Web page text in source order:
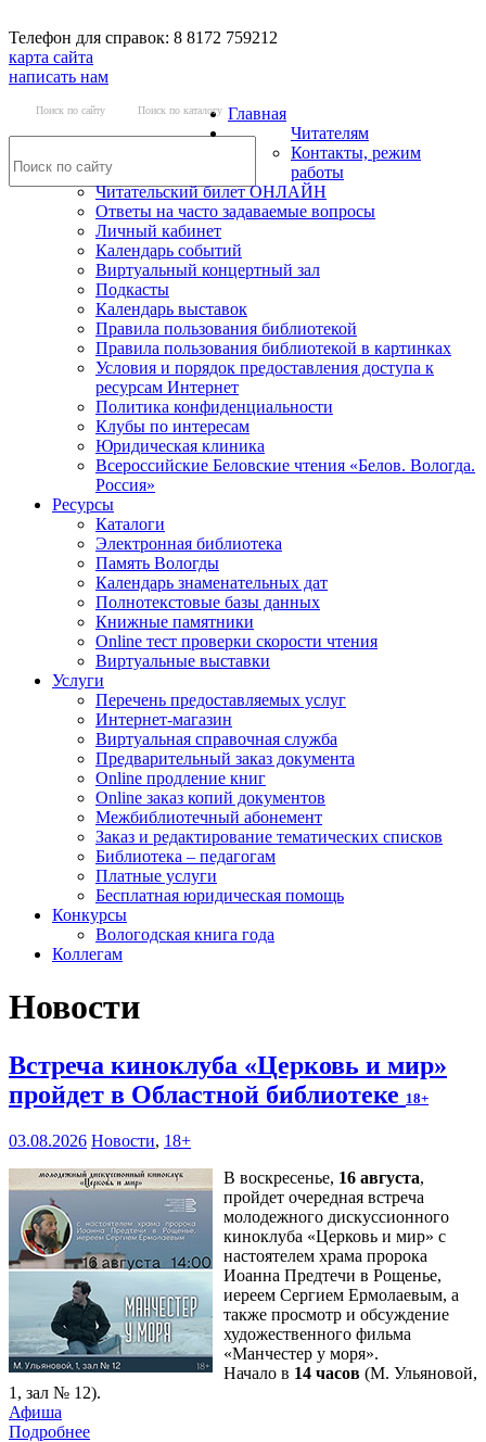
Телефон для справок: 8 8172 759212
карта сайта
написать нам
Поиск по сайту Поиск по каталогу Главная
Читателям
Контакты, режим
работы
Читательский билет ОНЛАЙН
Ответы на часто задаваемые вопросы
Личный кабинет
Календарь событий
Виртуальный концертный зал
Подкасты
Календарь выставок
Правила пользования библиотекой
Правила пользования библиотекой в картинках
Условия и порядок предоставления доступа к
ресурсам Интернет
Политика конфиденциальности
Клубы по интересам
Юридическая клиника
Всероссийские Беловские чтения «Белов. Вологда.
Россия»
Ресурсы
Каталоги
Электронная библиотека
Память Вологды
Календарь знаменательных дат
Полнотекстовые базы данных
Книжные памятники
Online тест проверки скорости чтения
Виртуальные выставки
Услуги
Перечень предоставляемых услуг
Интернет-магазин
Виртуальная справочная служба
Предварительный заказ документа
Online продление книг
Online заказ копий документов
Межбиблиотечный абонемент
Заказ и редактирование тематических списков
Библиотека – педагогам
Платные услуги
Бесплатная юридическая помощь
Конкурсы
Вологодская книга года
Коллегам
Новости
Встреча киноклуба «Церковь и мир»
пройдет в Областной библиотеке 18+
03.08.2026 Новости, 18+
В воскресенье, 16 августа,
пройдет очередная встреча
молодежного дискуссионного
киноклуба «Церковь и мир» с
настоятелем храма пророка
Иоанна Предтечи в Рощенье,
иереем Сергием Ермолаевым, а
также просмотр и обсуждение
художественного фильма
«Манчестер у моря».
Начало в 14 часов (М. Ульяновой,
1, зал № 12).
Афиша
Подробнее